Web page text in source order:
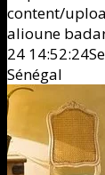
content/
alioune
24 14:52:24
Sénégal